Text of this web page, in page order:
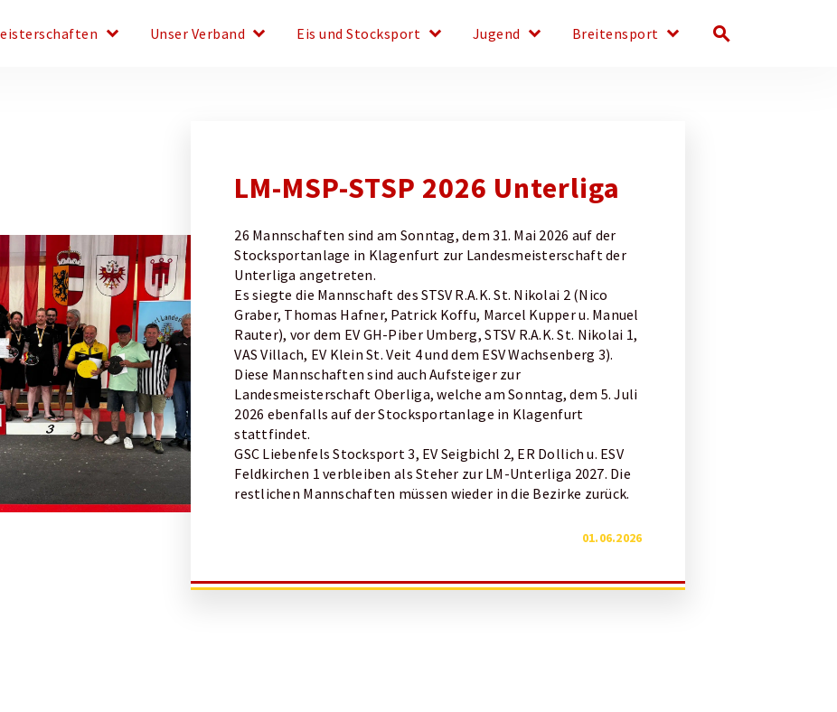
keyboard_arrow_down Unser Verband keyboard_arrow_down Eis und Stocksport keyboard_arrow_down Jugend keyboard_arrow_down Breitensport keyboard_arrow_down search
LM-MSP-STSP 2026 Unterliga
26 Mannschaften sind am Sonntag, dem 31. Mai 2026 auf der
Stocksportanlage in Klagenfurt zur Landesmeisterschaft der
Unterliga angetreten.
Es siegte die Mannschaft des STSV R.A.K. St. Nikolai 2 (Nico
Graber, Thomas Hafner, Patrick Koffu, Marcel Kupper u. Manuel
Rauter), vor dem EV GH-Piber Umberg, STSV R.A.K. St. Nikolai 1,
VAS Villach, EV Klein St. Veit 4 und dem ESV Wachsenberg 3).
Diese Mannschaften sind auch Aufsteiger zur
Landesmeisterschaft Oberliga, welche am Sonntag, dem 5. Juli
2026 ebenfalls auf der Stocksportanlage in Klagenfurt
stattfindet.
GSC Liebenfels Stocksport 3, EV Seigbichl 2, ER Dollich u. ESV
Feldkirchen 1 verbleiben als Steher zur LM-Unterliga 2027. Die
restlichen Mannschaften müssen wieder in die Bezirke zurück.
01.06.2026